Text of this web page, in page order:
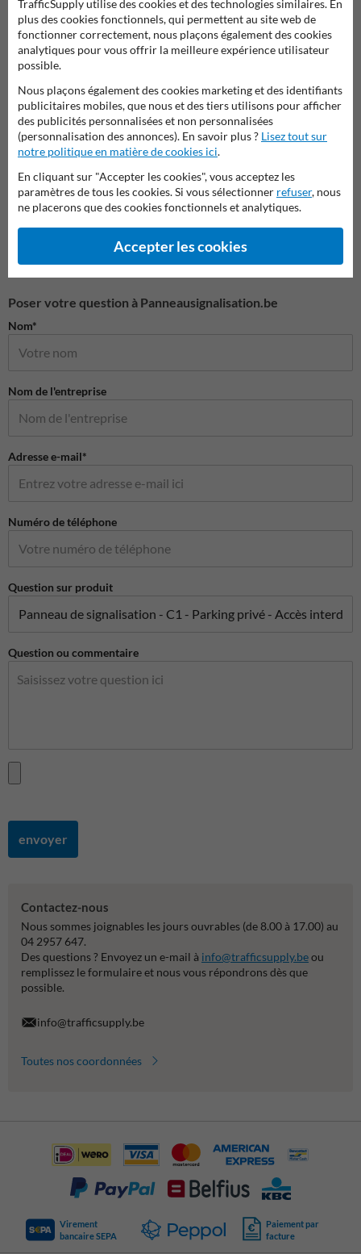
propriété privée
Panneaux combinés
Panneaux d'information pour propriétés privées
Poser votre question à Panneausignalisation.be
Nom*
Nom de l'entreprise
Adresse e-mail*
Numéro de téléphone
Question sur produit
Question ou commentaire
envoyer
Contactez-nous
Nous sommes joignables les jours ouvrables (de 8.00 à 17.00) au
04 2957 647.
Des questions ? Envoyez un e-mail à info@trafficsupply.beou
remplissez le formulaire et nous vous répondrons dès que
possible.
info@trafficsupply.be
Toutes nos coordonnées
Virement
bancaire SEPA
Paiement par
facture
TrafficSupply utilise des cookies et des technologies similaires. En
plus des cookies fonctionnels, qui permettent au site web de
fonctionner correctement, nous plaçons également des cookies
analytiques pour vous offrir la meilleure expérience utilisateur
possible.
Nous plaçons également des cookies marketing et des identifiants
publicitaires mobiles, que nous et des tiers utilisons pour afficher
des publicités personnalisées et non personnalisées
(personnalisation des annonces). En savoir plus ? Lisez tout sur
notre politique en matière de cookies ici.
En cliquant sur "Accepter les cookies", vous acceptez les
paramètres de tous les cookies. Si vous sélectionner refuser, nous
ne placerons que des cookies fonctionnels et analytiques.
Accepter les cookies